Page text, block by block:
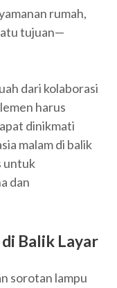
rumah,
tujuan—
dari kolaborasi
harus
dinikmati
malam di balik
untuk
dan
Balik Layar
sorotan lampu